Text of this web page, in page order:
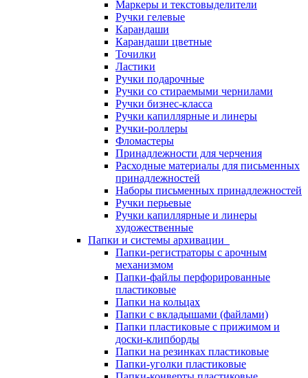
Маркеры и текстовыделители
Ручки гелевые
Карандаши
Карандаши цветные
Точилки
Ластики
Ручки подарочные
Ручки со стираемыми чернилами
Ручки бизнес-класса
Ручки капиллярные и линеры
Ручки-роллеры
Фломастеры
Принадлежности для черчения
Расходные материалы для письменных
принадлежностей
Наборы письменных принадлежностей
Ручки перьевые
Ручки капиллярные и линеры
художественные
Папки и системы архивации
Папки-регистраторы с арочным
механизмом
Папки-файлы перфорированные
пластиковые
Папки на кольцах
Папки с вкладышами (файлами)
Папки пластиковые с прижимом и
доски-клипборды
Папки на резинках пластиковые
Папки-уголки пластиковые